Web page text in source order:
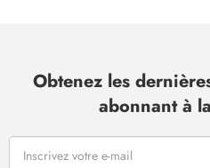
Obtenez les
abonnant à